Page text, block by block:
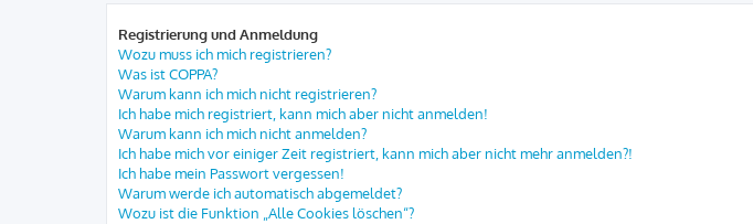
Registrierung und Anmeldung
Wozu muss ich mich registrieren?
Was ist COPPA?
Warum kann ich mich nicht registrieren?
Ich habe mich registriert, kann mich aber nicht anmelden!
Warum kann ich mich nicht anmelden?
Ich habe mich vor einiger Zeit registriert, kann mich aber nicht mehr anmelden?!
Ich habe mein Passwort vergessen!
Warum werde ich automatisch abgemeldet?
Wozu ist die Funktion „Alle Cookies löschen“?